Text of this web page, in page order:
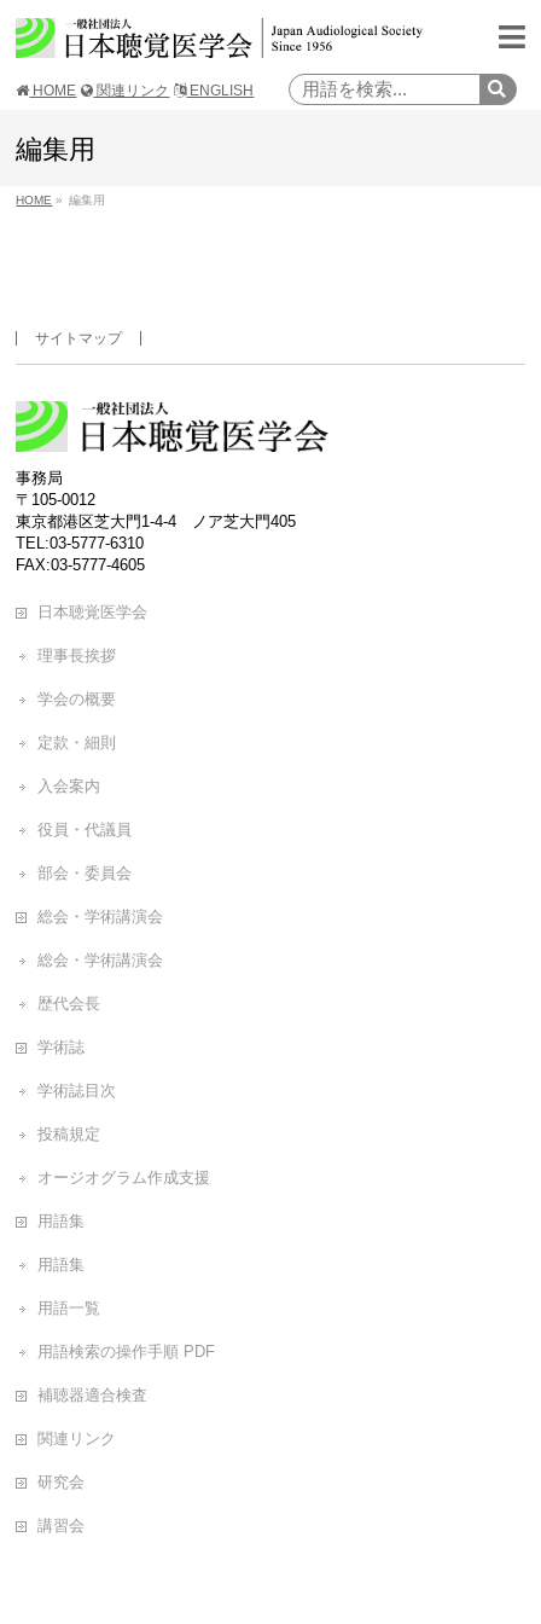
HOME 関連リンク ENGLISH
編集用
HOME » 編集用
サイトマップ
事務局
〒105-0012
東京都港区芝大門1-4-4 ノア芝大門405
TEL:03-5777-6310
FAX:03-5777-4605
日本聴覚医学会
理事長挨拶
学会の概要
定款・細則
入会案内
役員・代議員
部会・委員会
総会・学術講演会
総会・学術講演会
歴代会長
学術誌
学術誌目次
投稿規定
オージオグラム作成支援
用語集
用語集
用語一覧
用語検索の操作手順 PDF
補聴器適合検査
関連リンク
研究会
講習会